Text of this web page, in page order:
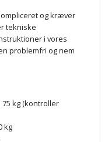
og kræver
tekniske
i vores
problemfri og nem
kg (kontroller
kg